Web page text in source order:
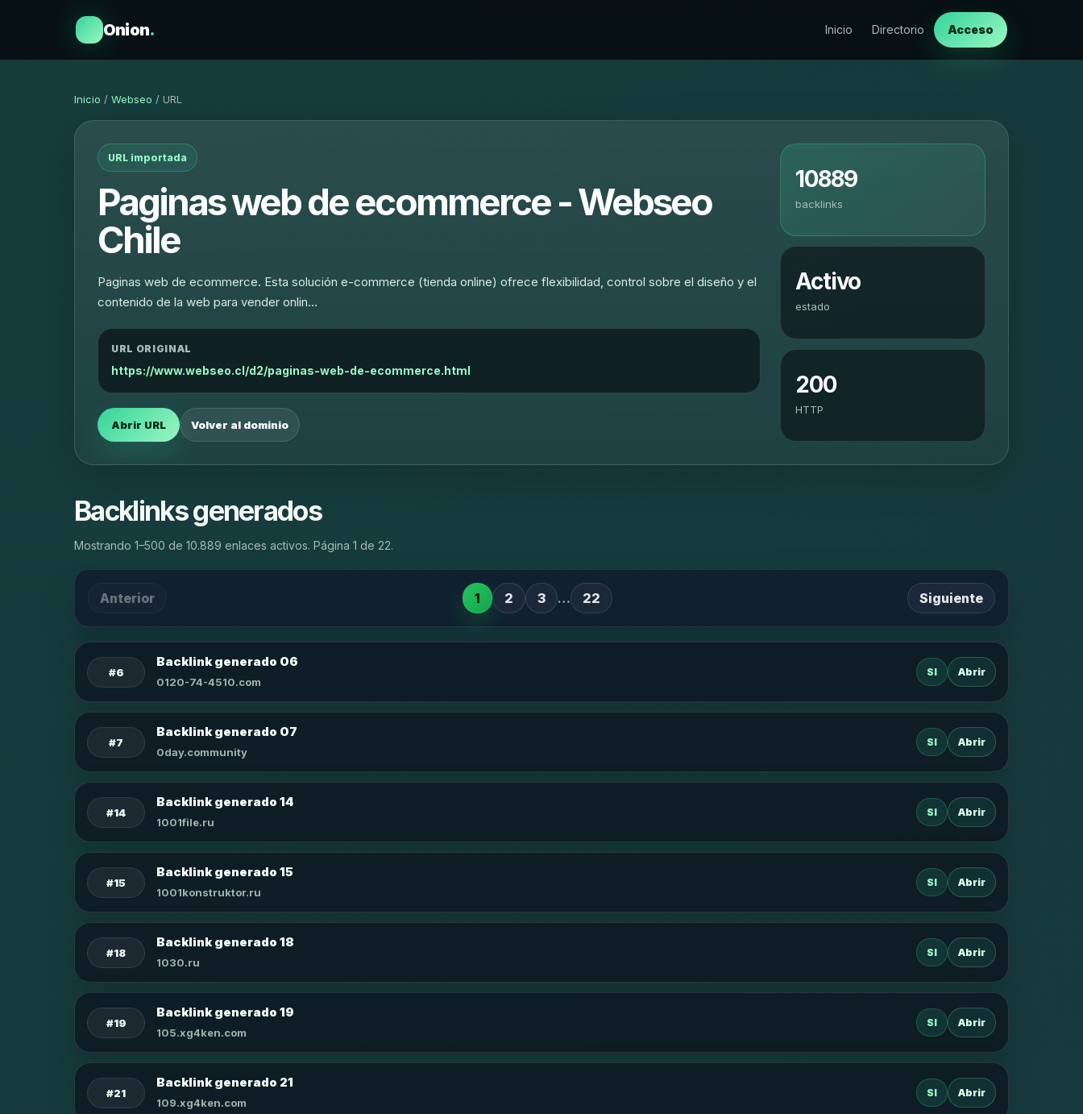
Onion. Inicio Directorio Acceso
Inicio / Webseo / URL
URL importada
Paginas web de ecommerce - Webseo
Chile
Paginas web de ecommerce. Esta solución e-commerce (tienda online) ofrece flexibilidad, control sobre el diseño y el
contenido de la web para vender onlin…
URL ORIGINAL
https://www.webseo.cl/d2/paginas-web-de-ecommerce.html
Abrir URL Volver al dominio
10889
backlinks
Activo
estado
200
HTTP
Backlinks generados
Mostrando 1–500 de 10.889 enlaces activos. Página 1 de 22.
Anterior 1 2 3 … 22 Siguiente
#6
Backlink generado 06
0120-74-4510.com
SI Abrir
#7
Backlink generado 07
0day.community
SI Abrir
#14
Backlink generado 14
1001file.ru
SI Abrir
#15
Backlink generado 15
1001konstruktor.ru
SI Abrir
#18
Backlink generado 18
1030.ru
SI Abrir
#19
Backlink generado 19
105.xg4ken.com
SI Abrir
#21
Backlink generado 21
109.xg4ken.com
SI Abrir